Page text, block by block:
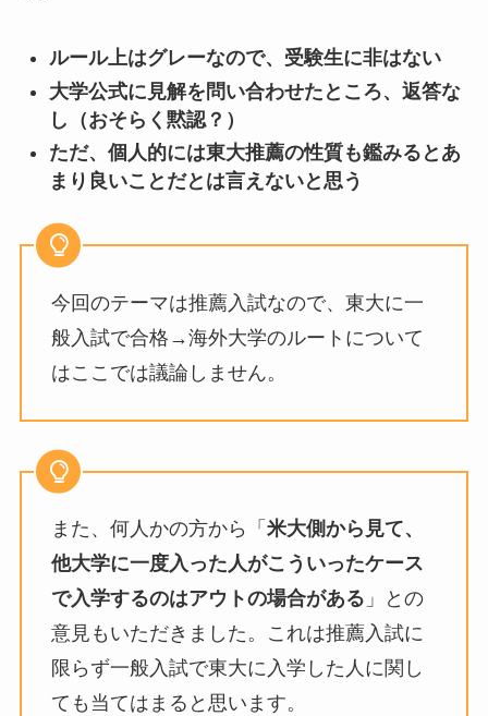
ルール上はグレーなので、受験生に非はない
大学公式に見解を問い合わせたところ、返答な
し（おそらく黙認？）
ただ、個人的には東大推薦の性質も鑑みるとあ
まり良いことだとは言えないと思う
今回のテーマは推薦入試なので、東大に一
般入試で合格→海外大学のルートについて
はここでは議論しません。
また、何人かの方から「 米大側から見て、
他大学に一度入った人がこういったケース
で入学するのはアウトの場合がある 」との
意見もいただきました。これは推薦入試に
限らず一般入試で東大に入学した人に関し
ても当てはまると思います。